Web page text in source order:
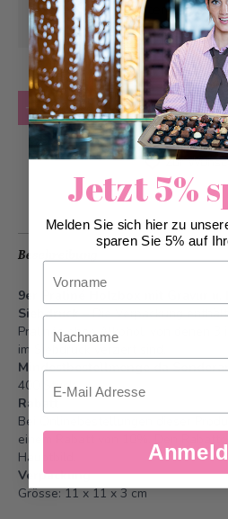
Kann frühstens ab
geliefert werden
Anzahl in
Zur
Beschreibung
9er Praliné Holzbox mit Gravur u.
Siebdruck– Die Verpackung
Pralinés ohne Alkohol, von denen 3
im Siebdruck verziert sind.
Mindestbestellmenge da
400 Stück
Rabatt
Bei Onlinebestellungen dieser
einem Rabatt von 10%. Den
Hauptbild.
Verpackung
Grösse: 11 x 11 x 3 cm
Jetzt 5%
Melden Sie sich hier zu
sparen Sie 5% auf
Nachname